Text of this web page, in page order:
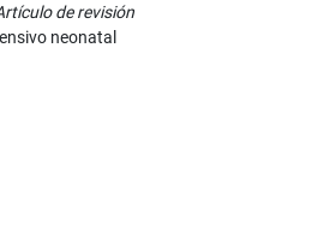
de revisión
neonatal